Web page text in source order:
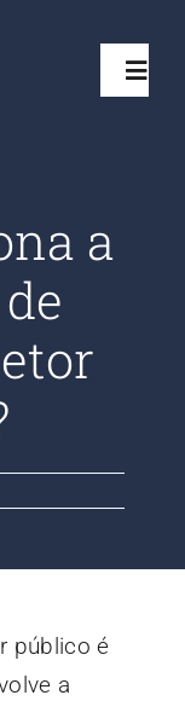
Projetos
Contato
Blog
a
público é
a